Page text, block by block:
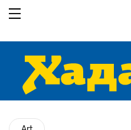
основному